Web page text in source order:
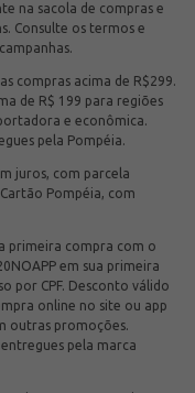
na sacola de compras e
Consulte os termos e
compras acima de R$299.
de R$ 199 para regiões
e econômica.
pela Pompéia.
juros, com parcela
Pompéia, com
primeira compra com o
em sua primeira
por CPF. Desconto válido
online no site ou app
outras promoções.
pela marca